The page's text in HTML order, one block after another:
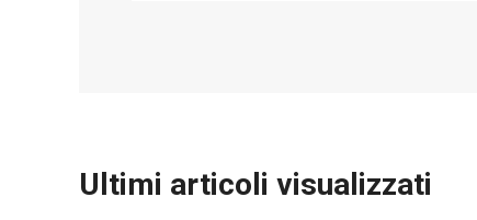
Ultimi articoli visualizzati